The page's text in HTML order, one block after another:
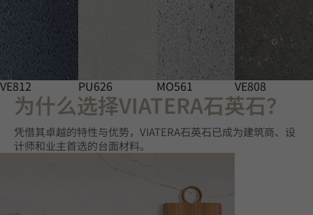
VE812 PU626 MO561 VE808
为什么选择VIATERA石英石？
凭借其卓越的特性与优势，VIATERA石英石已成为建筑商、设
计师和业主首选的台面材料。